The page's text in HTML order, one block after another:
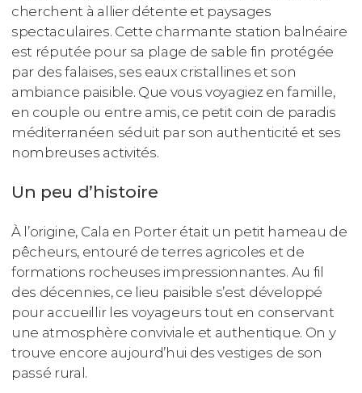
cherchent à allier détente et paysages
spectaculaires. Cette charmante station balnéaire
est réputée pour sa plage de sable fin protégée
par des falaises, ses eaux cristallines et son
ambiance paisible. Que vous voyagiez en famille,
en couple ou entre amis, ce petit coin de paradis
méditerranéen séduit par son authenticité et ses
nombreuses activités.
Un peu d’histoire
À l’origine, Cala en Porter était un petit hameau de
pêcheurs, entouré de terres agricoles et de
formations rocheuses impressionnantes. Au fil
des décennies, ce lieu paisible s’est développé
pour accueillir les voyageurs tout en conservant
une atmosphère conviviale et authentique. On y
trouve encore aujourd’hui des vestiges de son
passé rural.